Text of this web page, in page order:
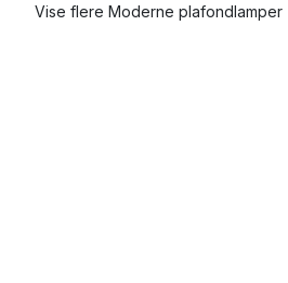
Vise flere Moderne plafondlamper